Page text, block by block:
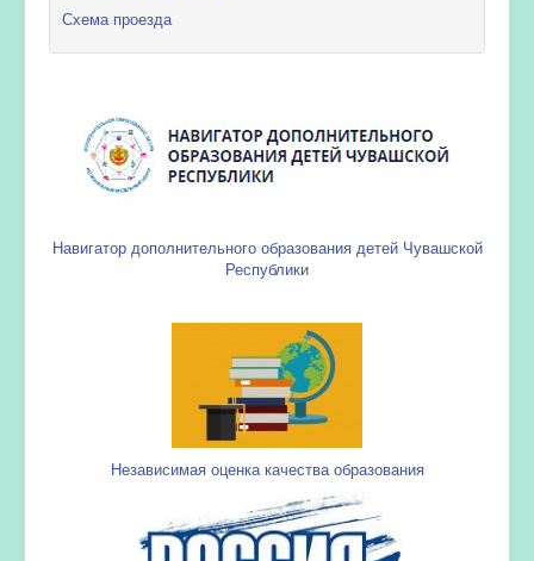
Схема проезда
Навигатор дополнительного образования детей Чувашской
Республики
Независимая оценка качества образования